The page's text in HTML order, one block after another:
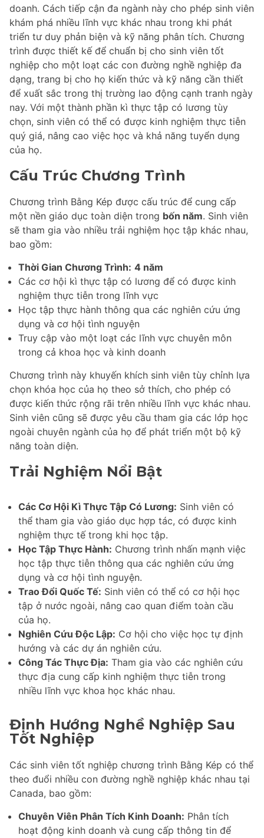
doanh. Cách tiếp cận đa ngành này cho phép sinh viên
khám phá nhiều lĩnh vực khác nhau trong khi phát
triển tư duy phản biện và kỹ năng phân tích. Chương
trình được thiết kế để chuẩn bị cho sinh viên tốt
nghiệp cho một loạt các con đường nghề nghiệp đa
dạng, trang bị cho họ kiến thức và kỹ năng cần thiết
để xuất sắc trong thị trường lao động cạnh tranh ngày
nay. Với một thành phần kì thực tập có lương tùy
chọn, sinh viên có thể có được kinh nghiệm thực tiễn
quý giá, nâng cao việc học và khả năng tuyển dụng
của họ.
Cấu Trúc Chương Trình
Chương trình Bằng Kép được cấu trúc để cung cấp
một nền giáo dục toàn diện trong bốn năm. Sinh viên
sẽ tham gia vào nhiều trải nghiệm học tập khác nhau,
bao gồm:
Thời Gian Chương Trình: 4 năm
Các cơ hội kì thực tập có lương để có được kinh
nghiệm thực tiễn trong lĩnh vực
Học tập thực hành thông qua các nghiên cứu ứng
dụng và cơ hội tình nguyện
Truy cập vào một loạt các lĩnh vực chuyên môn
trong cả khoa học và kinh doanh
Chương trình này khuyến khích sinh viên tùy chỉnh lựa
chọn khóa học của họ theo sở thích, cho phép có
được kiến thức rộng rãi trên nhiều lĩnh vực khác nhau.
Sinh viên cũng sẽ được yêu cầu tham gia các lớp học
ngoài chuyên ngành của họ để phát triển một bộ kỹ
năng toàn diện.
Trải Nghiệm Nổi Bật
Các Cơ Hội Kì Thực Tập Có Lương: Sinh viên có
thể tham gia vào giáo dục hợp tác, có được kinh
nghiệm thực tế trong khi học tập.
Học Tập Thực Hành: Chương trình nhấn mạnh việc
học tập thực tiễn thông qua các nghiên cứu ứng
dụng và cơ hội tình nguyện.
Trao Đổi Quốc Tế: Sinh viên có thể có cơ hội học
tập ở nước ngoài, nâng cao quan điểm toàn cầu
của họ.
Nghiên Cứu Độc Lập: Cơ hội cho việc học tự định
hướng và các dự án nghiên cứu.
Công Tác Thực Địa: Tham gia vào các nghiên cứu
thực địa cung cấp kinh nghiệm thực tiễn trong
nhiều lĩnh vực khoa học khác nhau.
Định Hướng Nghề Nghiệp Sau
Tốt Nghiệp
Các sinh viên tốt nghiệp chương trình Bằng Kép có thể
theo đuổi nhiều con đường nghề nghiệp khác nhau tại
Canada, bao gồm:
Chuyên Viên Phân Tích Kinh Doanh: Phân tích
hoạt động kinh doanh và cung cấp thông tin để